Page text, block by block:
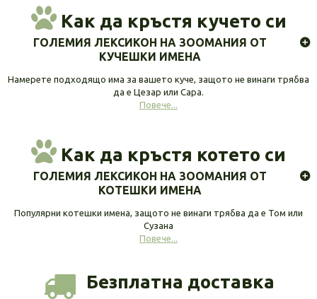
Как да кръстя кучето си
ГОЛЕМИЯ ЛЕКСИКОН НА ЗООМАНИЯ ОТ
КУЧЕШКИ ИМЕНА
Намерете подходящо има за вашето куче, защото не винаги трябва
да е Цезар или Сара.
Повече...
Как да кръстя котето си
ГОЛЕМИЯ ЛЕКСИКОН НА ЗООМАНИЯ ОТ
КОТЕШКИ ИМЕНА
Популярни котешки имена, защото не винаги трябва да е Том или
Сузана
Повече...
Безплатна доставка